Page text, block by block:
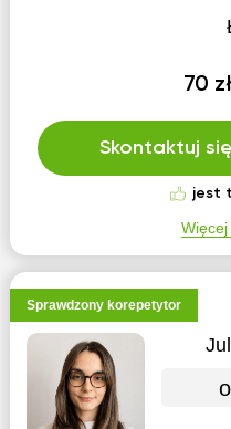
70
Skontaktuj
jest
Sprawdzony korepetytor